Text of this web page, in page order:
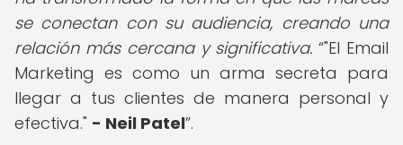
se conectan con su audiencia, creando una
relación más cercana y significativa. "El Email
Marketing es como un arma secreta para
llegar a tus clientes de manera personal y
efectiva." - Neil Patel .